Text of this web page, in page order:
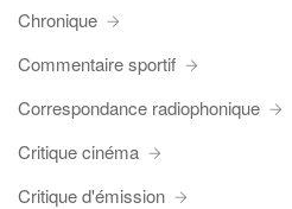
Chronique
Commentaire sportif
Correspondance radiophonique
Critique cinéma
Critique d'émission